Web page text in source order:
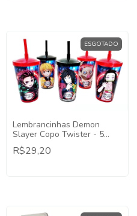
ESGOTADO
Lembrancinhas Demon
Slayer Copo Twister - 5
Unidades
R$29,20